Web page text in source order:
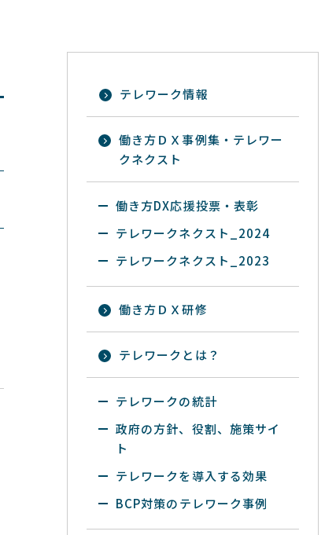
テレワーク情報
働き方ＤＸ事例集・テレワー
クネクスト
働き方DX応援投票・表彰
テレワークネクスト_2024
テレワークネクスト_2023
働き方ＤＸ研修
テレワークとは？
テレワークの統計
政府の方針、役割、施策サイ
ト
テレワークを導入する効果
BCP対策のテレワーク事例